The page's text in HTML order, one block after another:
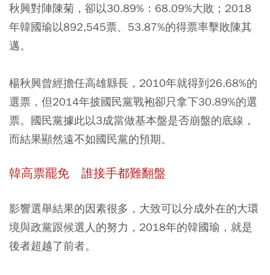
秋興對陣陳菊，卻以30.89%：68.09%大敗；2018
年韓國瑜以892,545票、53.87%的得票率擊敗陳其
邁。
楊秋興曾經擔任高雄縣長，2010年就得到26.68%的
選票，但2014年披國民黨戰袍卻只拿下30.89%的選
票。國民黨據此以3成當做基本盤是否崩盤的底線，
而結果顯然遠不如國民黨的預期。
韓高票罷免 誰接手都難翻盤
影響選舉結果的因素很多，大致可以分成外在的大環
境與政黨跟候選人的努力，2018年的韓國瑜，就是
後者超越了前者。